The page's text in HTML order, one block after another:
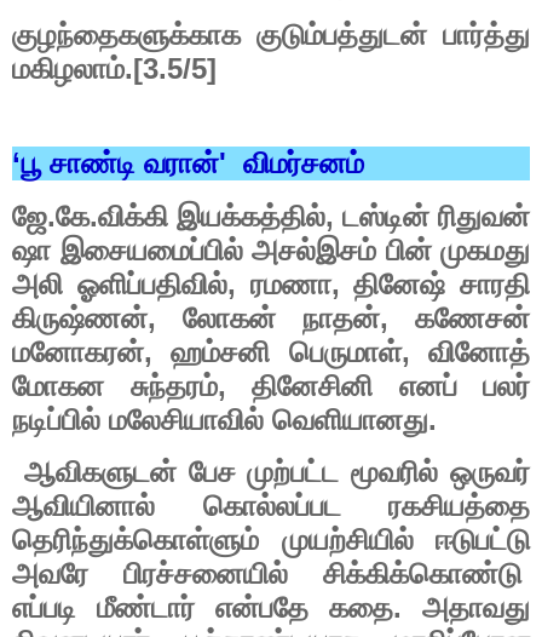
குழந்தைகளுக்காக குடும்பத்துடன் பார்த்து
மகிழலாம்.[3.5/5]
‘பூ சாண்டி வரான்' விமர்சனம்
ஜே.கே.விக்கி இயக்கத்தில், டஸ்டின் ரிதுவன்
ஷா இசையமைப்பில் அசல்இசம் பின் முகமது
அலி ஓளிப்பதிவில், ரமணா,தினேஷ் சாரதி
கிருஷ்ணன், லோகன் நாதன், கணேசன்
மனோகரன்,ஹம்சனி பெருமாள்,வினோத்
மோகன
சுந்தரம், தினேசினி எனப்
பலர்
நடிப்பில் மலேசியாவில் வெளியானது.
ஆவிகளுடன் பேச முற்பட்ட மூவரில் ஒருவர்
ஆவியினால்
கொல்லப்பட
ரகசியத்தை
தெரிந்துக்கொள்ளும்
முயற்சியில்
ஈடுபட்டு
அவரே
பிரச்சனையில்
சிக்கிக்கொண்டு
எப்படி
மீண்டார் என்பதே கதை. அதாவது